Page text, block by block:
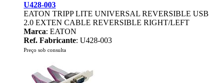
U428-003
EATON TRIPP LITE UNIVERSAL REVERSIBLE USB
2.0 EXTEN CABLE REVERSIBLE RIGHT/LEFT
Marca: EATON
Ref. Fabricante: U428-003
Preço sob consulta